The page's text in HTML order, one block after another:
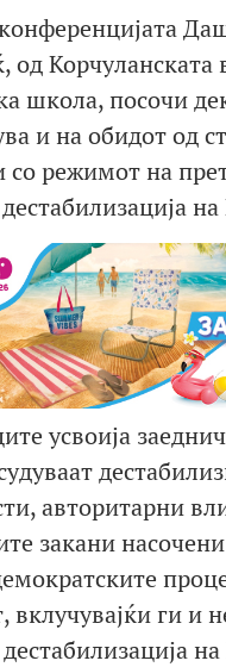
Корчуланската
школа, посочи
и на обидот од
со режимот на
усвоија
авторитарни
закани
вклучувајќи ги и